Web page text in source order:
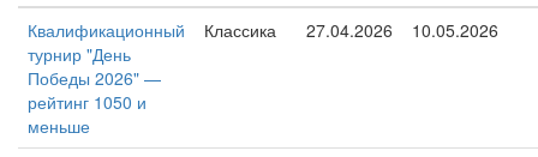
Квалификационный
турнир "День
Победы 2026" —
рейтинг 1050 и
меньше
Классика 27.04.2026 10.05.2026